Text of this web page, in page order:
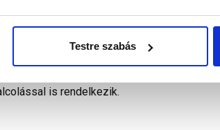
Testre szabás
méretű lezáróprofil, hőszigetelő
és az arra fektetett,
is rendelkezik.